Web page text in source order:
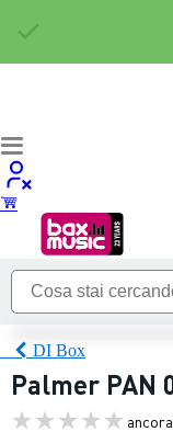
DI Box
Palmer PAN